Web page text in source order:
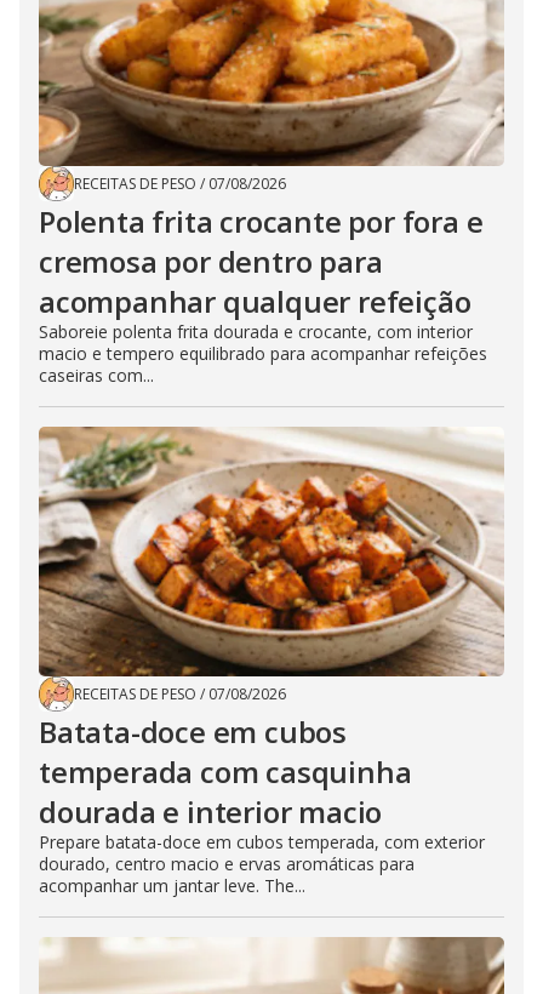
RECEITAS DE PESO / 07/08/2026
Polenta frita crocante por fora e
cremosa por dentro para
acompanhar qualquer refeição
Saboreie polenta frita dourada e crocante, com interior
macio e tempero equilibrado para acompanhar refeições
caseiras com...
RECEITAS DE PESO / 07/08/2026
Batata-doce em cubos
temperada com casquinha
dourada e interior macio
Prepare batata-doce em cubos temperada, com exterior
dourado, centro macio e ervas aromáticas para
acompanhar um jantar leve. The...